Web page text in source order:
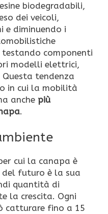
biodegradabili,
dei veicoli,
e diminuendo i
componenti
modelli elettrici,
tendenza
in cui la mobilità
anche più
.
cui la canapa è
futuro è la sua
quantità di
la crescita. Ogni
catturare fino a 15